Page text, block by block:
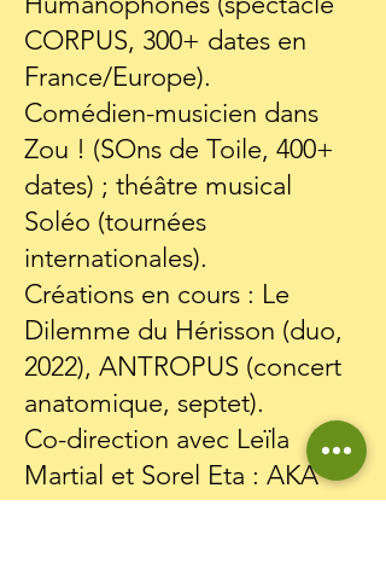
CORPUS, 300+ dates en
France/Europe).
Comédien-musicien dans
Zou ! (SOns de Toile, 400+
dates) ; théâtre musical
Soléo (tournées
internationales).
Créations en cours : Le
Dilemme du Hérisson (duo,
2022), ANTROPUS (concert
anatomique, septet).
Co-direction avec Leïla
Martial et Sorel Eta : AKA